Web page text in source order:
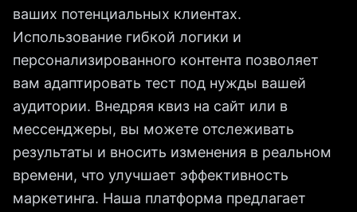
ваших потенциальных клиентах.
Использование гибкой логики и
персонализированного контента позволяет
вам адаптировать тест под нужды вашей
аудитории. Внедряя квиз на сайт или в
мессенджеры, вы можете отслеживать
результаты и вносить изменения в реальном
времени, что улучшает эффективность
маркетинга. Наша платформа предлагает